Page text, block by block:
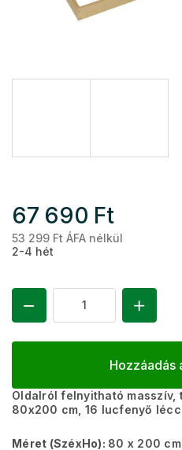
67 690 Ft
53 299 Ft ÁFA nélkül
2-4 hét
Hozzáadás
Oldalról felnyitható masszív,
80x200 cm, 16 lucfenyő
Méret (SzéxHo): 80 x 200 cm